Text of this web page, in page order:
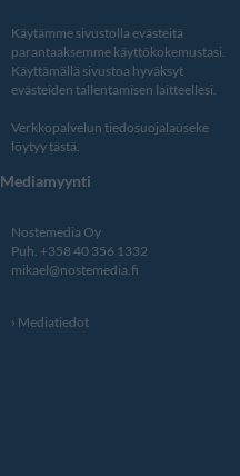
Käytämme sivustolla evästeitä
parantaaksemme käyttökokemustasi.
Käyttämällä sivustoa hyväksyt
evästeiden tallentamisen laitteellesi.
Verkkopalvelun tiedosuojalauseke
löytyy tästä.
Mediamyynti
Nostemedia Oy
Puh. +358 40 356 1332
mikael@nostemedia.fi
Mediatiedot